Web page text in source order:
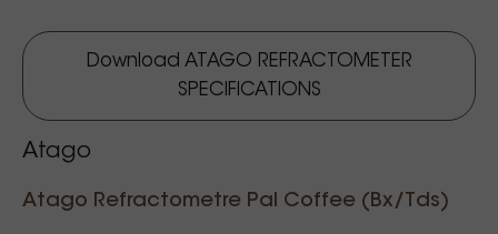
Download ATAGO REFRACTOMETER
SPECIFICATIONS
Atago
Atago Refractometre Pal Coffee (Bx/Tds)